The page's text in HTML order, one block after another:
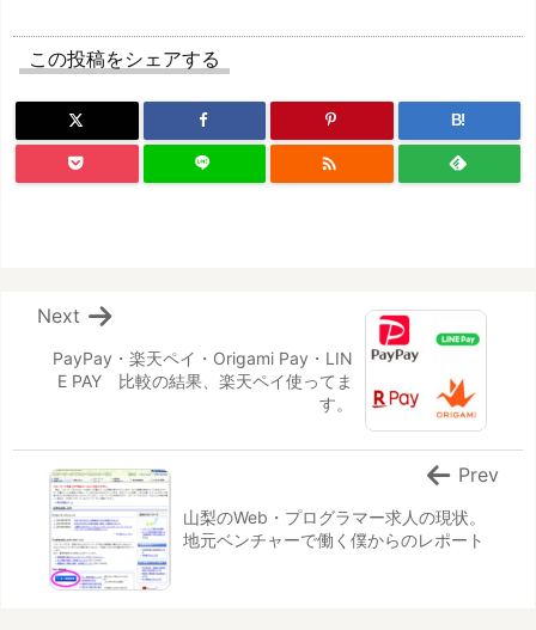
この投稿をシェアする
B!

PayPay・楽天ペイ・Origami Pay・LIN
E PAY 比較の結果、楽天ペイ使ってま
す。
Next
山梨のWeb・プログラマー求人の現状。
地元ベンチャーで働く僕からのレポート
Prev